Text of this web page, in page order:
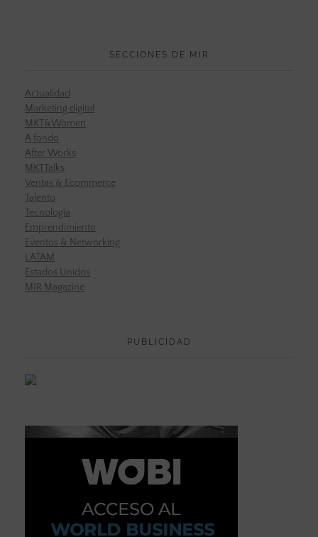
SECCIONES DE MIR
Actualidad
Marketing digital
MKT&Women
A fondo
After Works
MKTTalks
Ventas & Ecommerce
Talento
Tecnología
Emprendimiento
Eventos & Networking
LATAM
Estados Unidos
MIR Magazine
PUBLICIDAD